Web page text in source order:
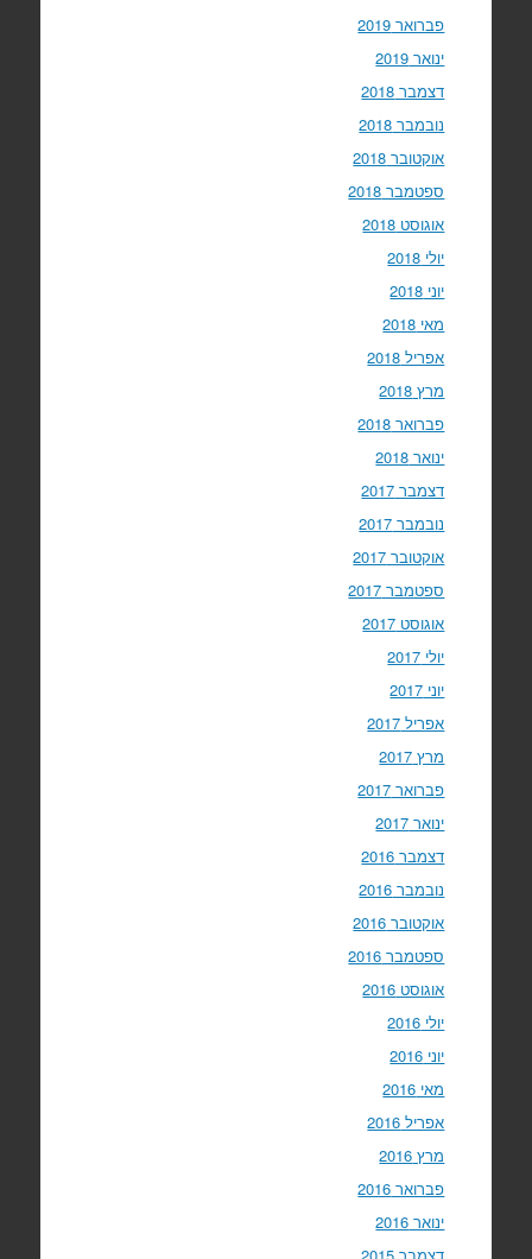
פברואר 2019
ינואר 2019
דצמבר 2018
נובמבר 2018
אוקטובר 2018
ספטמבר 2018
אוגוסט 2018
יולי 2018
יוני 2018
מאי 2018
אפריל 2018
מרץ 2018
פברואר 2018
ינואר 2018
דצמבר 2017
נובמבר 2017
אוקטובר 2017
ספטמבר 2017
אוגוסט 2017
יולי 2017
יוני 2017
אפריל 2017
מרץ 2017
פברואר 2017
ינואר 2017
דצמבר 2016
נובמבר 2016
אוקטובר 2016
ספטמבר 2016
אוגוסט 2016
יולי 2016
יוני 2016
מאי 2016
אפריל 2016
מרץ 2016
פברואר 2016
ינואר 2016